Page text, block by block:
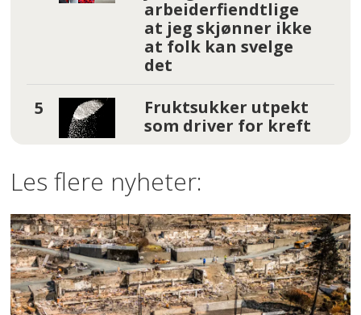
arbeiderfiendtlige
at jeg skjønner ikke
at folk kan svelge
det
Fruktsukker utpekt
som driver for kreft
Les flere nyheter: